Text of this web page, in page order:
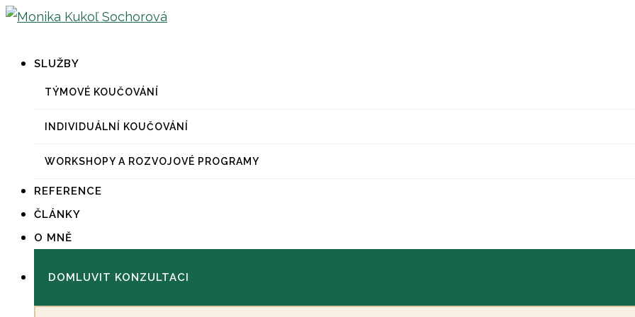
SLUŽBY
TÝMOVÉ KOUČOVÁNÍ
INDIVIDUÁLNÍ KOUČOVÁNÍ
WORKSHOPY A ROZVOJOVÉ PROGRAMY
REFERENCE
ČLÁNKY
O MNĚ
DOMLUVIT KONZULTACI